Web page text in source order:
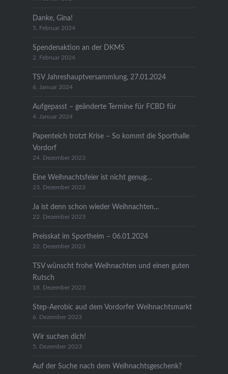
Danke, Gina!
5. Februar 2024
Spendenaktion an der DKMS
2. Februar 2024
TSV Jahreshauptversammlung, 27.01.2024
6. Januar 2024
Aufgepasst – geänderte Termine für FCBD für
4. Januar 2024
Papenteich trotzt Krise – So kommt die Sporthalle
Vordorf
24. Dezember 2023
Eine Weihnachtsfeier ist nicht genug…
23. Dezember 2023
Ja ist denn schon wieder Weihnachten…
22. Dezember 2023
Preisskat im Sportheim – 06.01.2024
22. Dezember 2023
TSV wünscht frohe Weihnachten und einen guten
Rutsch
18. Dezember 2023
Step-Aerobic aud dem Vordorfer Weihnachtsmarkt
6. Dezember 2023
Wir suchen dich!
5. Dezember 2023
Auf der Suche nach dem Weihnachtsgeschenk?